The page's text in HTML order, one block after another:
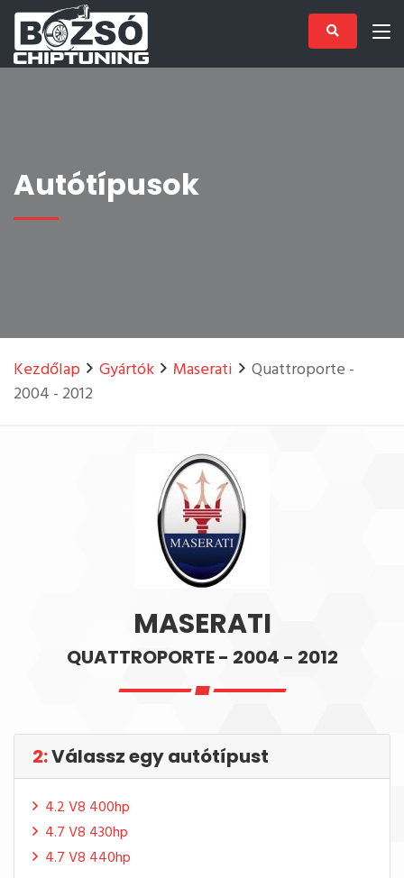
Autótípusok
Kezdőlap Gyártók Maserati
Quattroporte -
2004 - 2012
MASERATI
QUATTROPORTE - 2004 - 2012
2:Válassz egy autótípust
4.2 V8 400hp
4.7 V8 430hp
4.7 V8 440hp